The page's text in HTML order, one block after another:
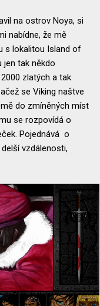
na ostrov Noya, si
nabídne, že mě
s lokalitou Island of
jen tak někdo
zlatých a tak
se Viking naštve
do zmíněných míst
se rozpovídá o
Pojednává o
vzdálenosti,